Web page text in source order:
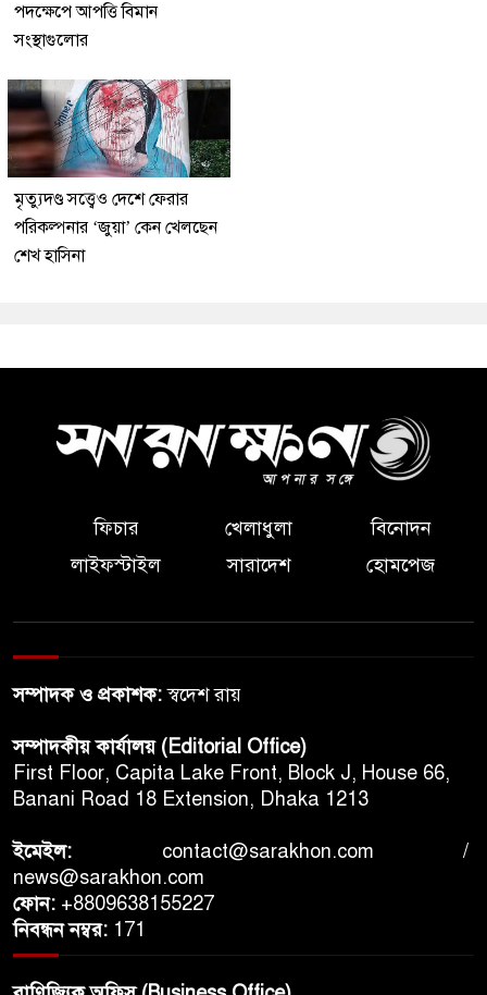
পদক্ষেপে আপত্তি বিমান
সংস্থাগুলোর
মৃত্যুদণ্ড সত্ত্বেও দেশে ফেরার
পরিকল্পনার ‘জুয়া’ কেন খেলছেন
শেখ হাসিনা
ফিচার খেলাধুলা
বিনোদন
লাইফস্টাইল
সারাদেশ হোমপেজ
সম্পাদক ও প্রকাশক:স্বদেশ রায়
সম্পাদকীয় কার্যালয় (Editorial Office)
First Floor, Capita Lake Front, Block J, House 66,
Banani Road 18 Extension, Dhaka 1213
ইমেইল: contact@sarakhon.com /
news@sarakhon.com
ফোন: +8809638155227
নিবন্ধন নম্বর: 171